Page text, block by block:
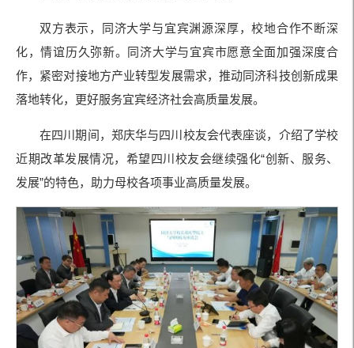
双方表示，同济大学与宜宾渊源深厚，校地合作不断深
化，情谊历久弥新。同济大学与宜宾市愿意全面加强深度合
作，紧密对接地方产业转型发展需求，推动同济科技创新成果
落地转化，更好服务宜宾经济社会高质量发展。
在四川期间，郑庆华与四川校友会代表座谈，介绍了学校
近期改革发展情况，希望四川校友会继续强化“创新、服务、
发展”的特色，助力母校各项事业高质量发展。